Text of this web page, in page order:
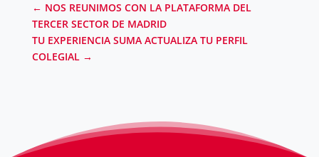
← NOS REUNIMOS CON LA PLATAFORMA DEL
TERCER SECTOR DE MADRID
TU EXPERIENCIA SUMA ACTUALIZA TU PERFIL
COLEGIAL→